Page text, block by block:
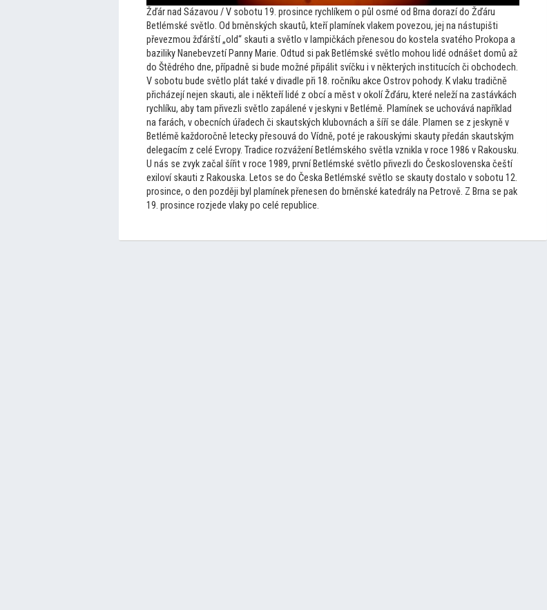
Žďár nad Sázavou / V sobotu 19. prosince rychlíkem o půl osmé od Brna dorazí do Žďáru
Betlémské světlo. Od brněnských skautů, kteří plamínek vlakem povezou, jej na nástupišti
převezmou žďárští „old“ skauti a světlo v lampičkách přenesou do kostela svatého Prokopa a
baziliky Nanebevzetí Panny Marie. Odtud si pak Betlémské světlo mohou lidé odnášet domů až
do Štědrého dne, případně si bude možné připálit svíčku i v některých institucích či obchodech.
V sobotu bude světlo plát také v divadle při 18. ročníku akce Ostrov pohody. K vlaku tradičně
přicházejí nejen skauti, ale i někteří lidé z obcí a měst v okolí Žďáru, které neleží na zastávkách
rychlíku, aby tam přivezli světlo zapálené v jeskyni v Betlémě. Plamínek se uchovává například
na farách, v obecních úřadech či skautských klubovnách a šíří se dále. Plamen se z jeskyně v
Betlémě každoročně letecky přesouvá do Vídně, poté je rakouskými skauty předán skautským
delegacím z celé Evropy. Tradice rozvážení Betlémského světla vznikla v roce 1986 v Rakousku.
U nás se zvyk začal šířit v roce 1989, první Betlémské světlo přivezli do Československa čeští
exiloví skauti z Rakouska. Letos se do Česka Betlémské světlo se skauty dostalo v sobotu 12.
prosince, o den později byl plamínek přenesen do brněnské katedrály na Petrově. Z Brna se pak
19. prosince rozjede vlaky po celé republice.